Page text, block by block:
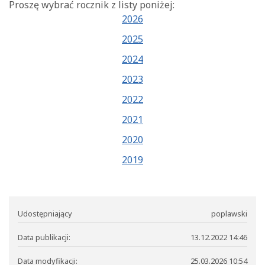
Proszę wybrać rocznik z listy poniżej:
2026
2025
2024
2023
2022
2021
2020
2019
Udostępniający poplawski
Data publikacji: 13.12.2022 14:46
Data modyfikacji: 25.03.2026 10:54